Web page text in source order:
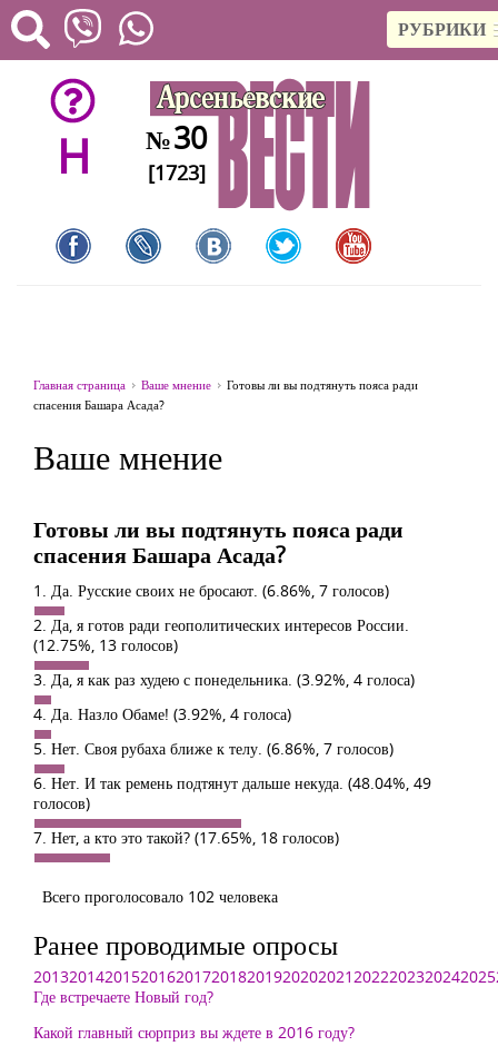
РУБРИКИ
H №30
[1723]
Главная страница Ваше мнение
Готовы ли вы подтянуть пояса ради
спасения Башара Асада?
Ваше мнение
Готовы ли вы подтянуть пояса ради
спасения Башара Асада?
1. Да. Русские своих не бросают. (6.86%, 7 голосов)
2. Да, я готов ради геополитических интересов России.
(12.75%, 13 голосов)
3. Да, я как раз худею с понедельника. (3.92%, 4 голоса)
4. Да. Назло Обаме! (3.92%, 4 голоса)
5. Нет. Своя рубаха ближе к телу. (6.86%, 7 голосов)
6. Нет. И так ремень подтянут дальше некуда. (48.04%, 49
голосов)
7. Нет, а кто это такой? (17.65%, 18 голосов)
Всего проголосовало 102 человека
Ранее проводимые опросы
2013201420152016201720182019202020212022202320242025
Где встречаете Новый год?
Какой главный сюрприз вы ждете в 2016 году?